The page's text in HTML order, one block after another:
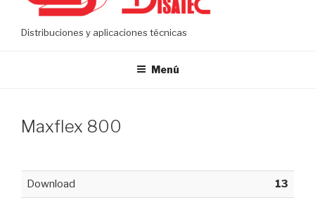
Distribuciones y aplicaciones técnicas
Menú
Maxflex 800
Download 13